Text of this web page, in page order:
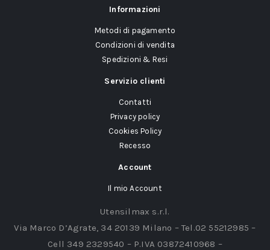
Informazioni
Metodi di pagamento
Condizioni di vendita
Spedizioni & Resi
Servizio clienti
Contatti
Privacy policy
Cookies Policy
Recesso
Account
Il mio Account
Utensilmax s.r.l.
Via Marco D’Agrate, 34 20139 Milano – Tel.02 55212985 –
Cell 349 2329540 – P.IVA 03872410968 –